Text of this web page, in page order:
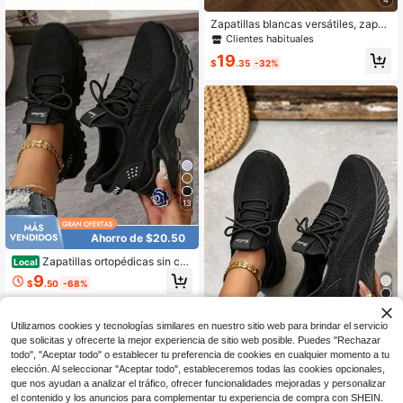
13
Ahorro de $20.50
Local Zapatillas ortopédicas sin cor
dones para mujer: soporte para el ar
co plantar con espuma hipoalergéni
ca, tejido de punto transpirable, lige
e PVC antideslizante. Ideales para
enfermeras, profesoras, personas q
ue pasan mucho tiempo de pie y co
rredoras. Diseño ortopédico que ali
via la presión, bonitos bordados, su
aves y amortiguadoras. Aptas para
estar de pie durante largos periodo
$9.50 -68%
Zapatillas blancas versátiles, zapat
os cómodos y de moda para correr
para exteriores/caminar, color negr
Clientes habituales
$19.35 -32%
Ahorro de $19.09
Local Zapatillas Deportivas de Punt
o para Mujer, Ligeras y Transpirable
s, con Cordones Elásticos, Amortigu
adas y Antideslizantes para Viaje, T
6
Utilizamos cookies y tecnologías similares en nuestro sitio web para brindar el servicio
que solicitas y ofrecerte la mejor experiencia de sitio web posible. Puedes "Rechazar
todo", "Aceptar todo" o establecer tu preferencia de cookies en cualquier momento a tu
elección. Al seleccionar "Aceptar todo", estableceremos todas las cookies opcionales,
que nos ayudan a analizar el tráfico, ofrecer funcionalidades mejoradas y personalizar
el contenido y los anuncios para complementar tu experiencia de compra con SHEIN.